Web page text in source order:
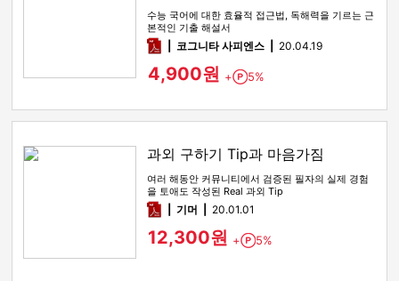
수능 국어에 대한 효율적 접근법, 독해력을 기르는 근
본적인 기출 해설서
pdf코그니타 사피엔스 20.04.19
4,900원 + Point
5%
과외 구하기 Tip과 마음가짐
여러 해동안 커뮤니티에서 검증된 필자의 실제 경험
을 토애도 작성된 Real 과외 Tip
pdf기머 20.01.01
12,300원 + Point
5%